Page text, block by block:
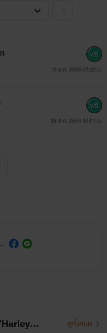
ายบ้างไหม ?
12 ส.ค. 2559 07:22 น.
26 ส.ค. 2559 20:01 น.
DramaqueenLi/HarleyQueen
นิยายของ DramaqueenLi/HarleyQueen ดูทั้งหมด